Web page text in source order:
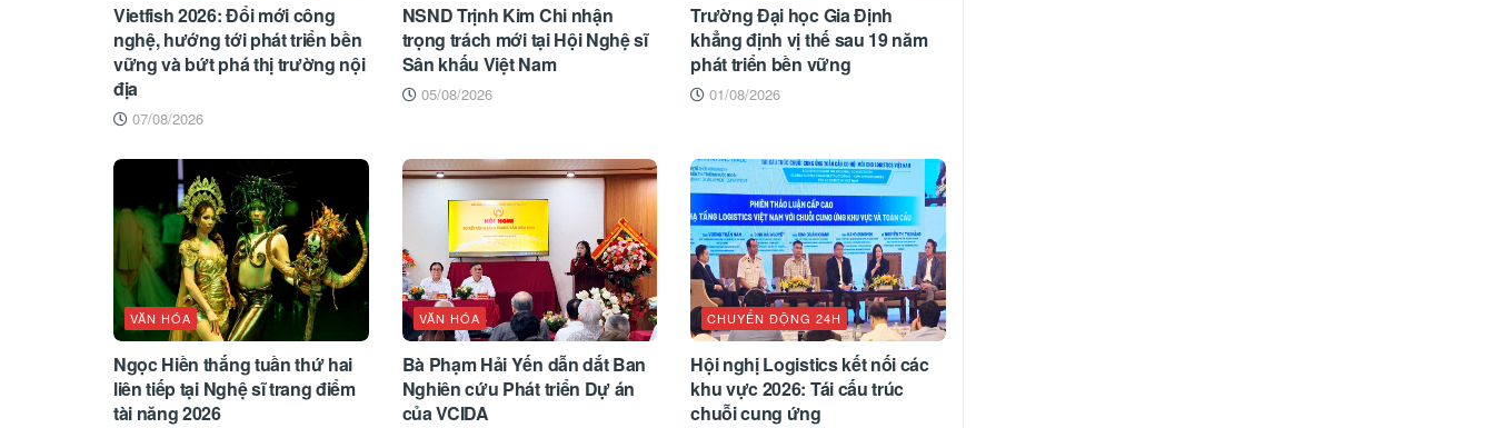
Vietfish 2026: Đổi mới công
nghệ, hướng tới phát triển bền
vững và bứt phá thị trường nội
địa
07/08/2026
NSND Trịnh Kim Chi nhận
trọng trách mới tại Hội Nghệ sĩ
Sân khấu Việt Nam
05/08/2026
Trường Đại học Gia Định
khẳng định vị thế sau 19 năm
phát triển bền vững
01/08/2026
VĂN HÓA
Ngọc Hiền thắng tuần thứ hai
liên tiếp tại Nghệ sĩ trang điểm
tài năng 2026
VĂN HÓA
Bà Phạm Hải Yến dẫn dắt Ban
Nghiên cứu Phát triển Dự án
của VCIDA
CHUYỂN ĐỘNG 24H
Hội nghị Logistics kết nối các
khu vực 2026: Tái cấu trúc
chuỗi cung ứng